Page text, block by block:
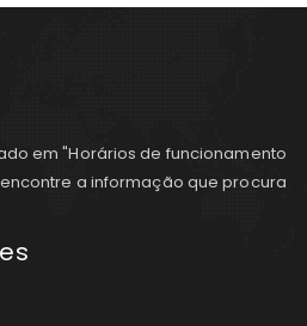
em "Horários de funcionamento
a informação que procura